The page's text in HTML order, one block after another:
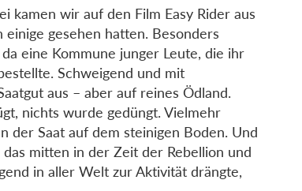
kamen wir auf den Film Easy Rider aus
gesehen hatten. Besonders
eine Kommune junger Leute, die ihr
Schweigend und mit
aus – aber auf reines Ödland.
nichts wurde gedüngt. Vielmehr
der Saat auf dem steinigen Boden. Und
mitten in der Zeit der Rebellion und
in aller Welt zur Aktivität drängte,